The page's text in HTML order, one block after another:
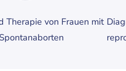
Therapie von Frauen mit